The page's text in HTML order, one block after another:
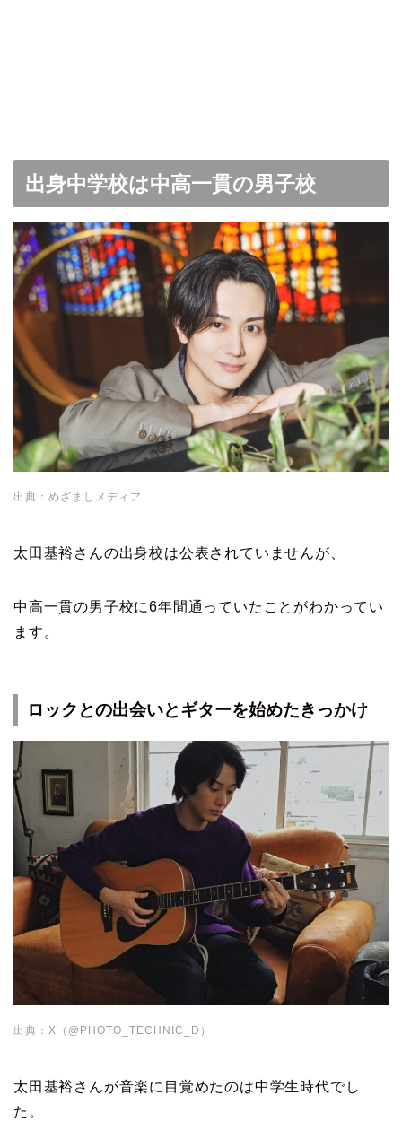
出身中学校は中高一貫の男子校
出典：めざましメディア
太田基裕さんの出身校は公表されていませんが、
中高一貫の男子校に6年間通っていたことがわかってい
ます。
ロックとの出会いとギターを始めたきっかけ
出典：X（@PHOTO_TECHNIC_D）
太田基裕さんが音楽に目覚めたのは中学生時代でし
た。